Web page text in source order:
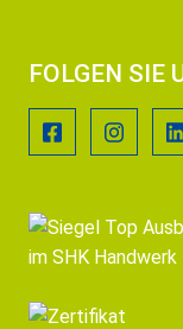
FOLGEN SIE